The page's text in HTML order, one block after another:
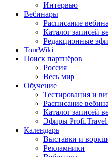
Интервью
Вебинары
Расписание
Каталог записей
Редакционные
TourWiki
Поиск партнёров
Россия
Весь мир
Обучение
Тестирования и
Расписание
Каталог записей
Эфиры Profi.Travel
Календарь
Выставки и
Рекламники